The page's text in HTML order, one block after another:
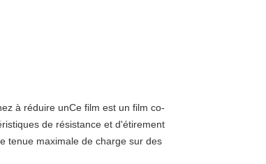
à réduire unCe film est un film co-
de résistance et d'étirement
tenue maximale de charge sur des